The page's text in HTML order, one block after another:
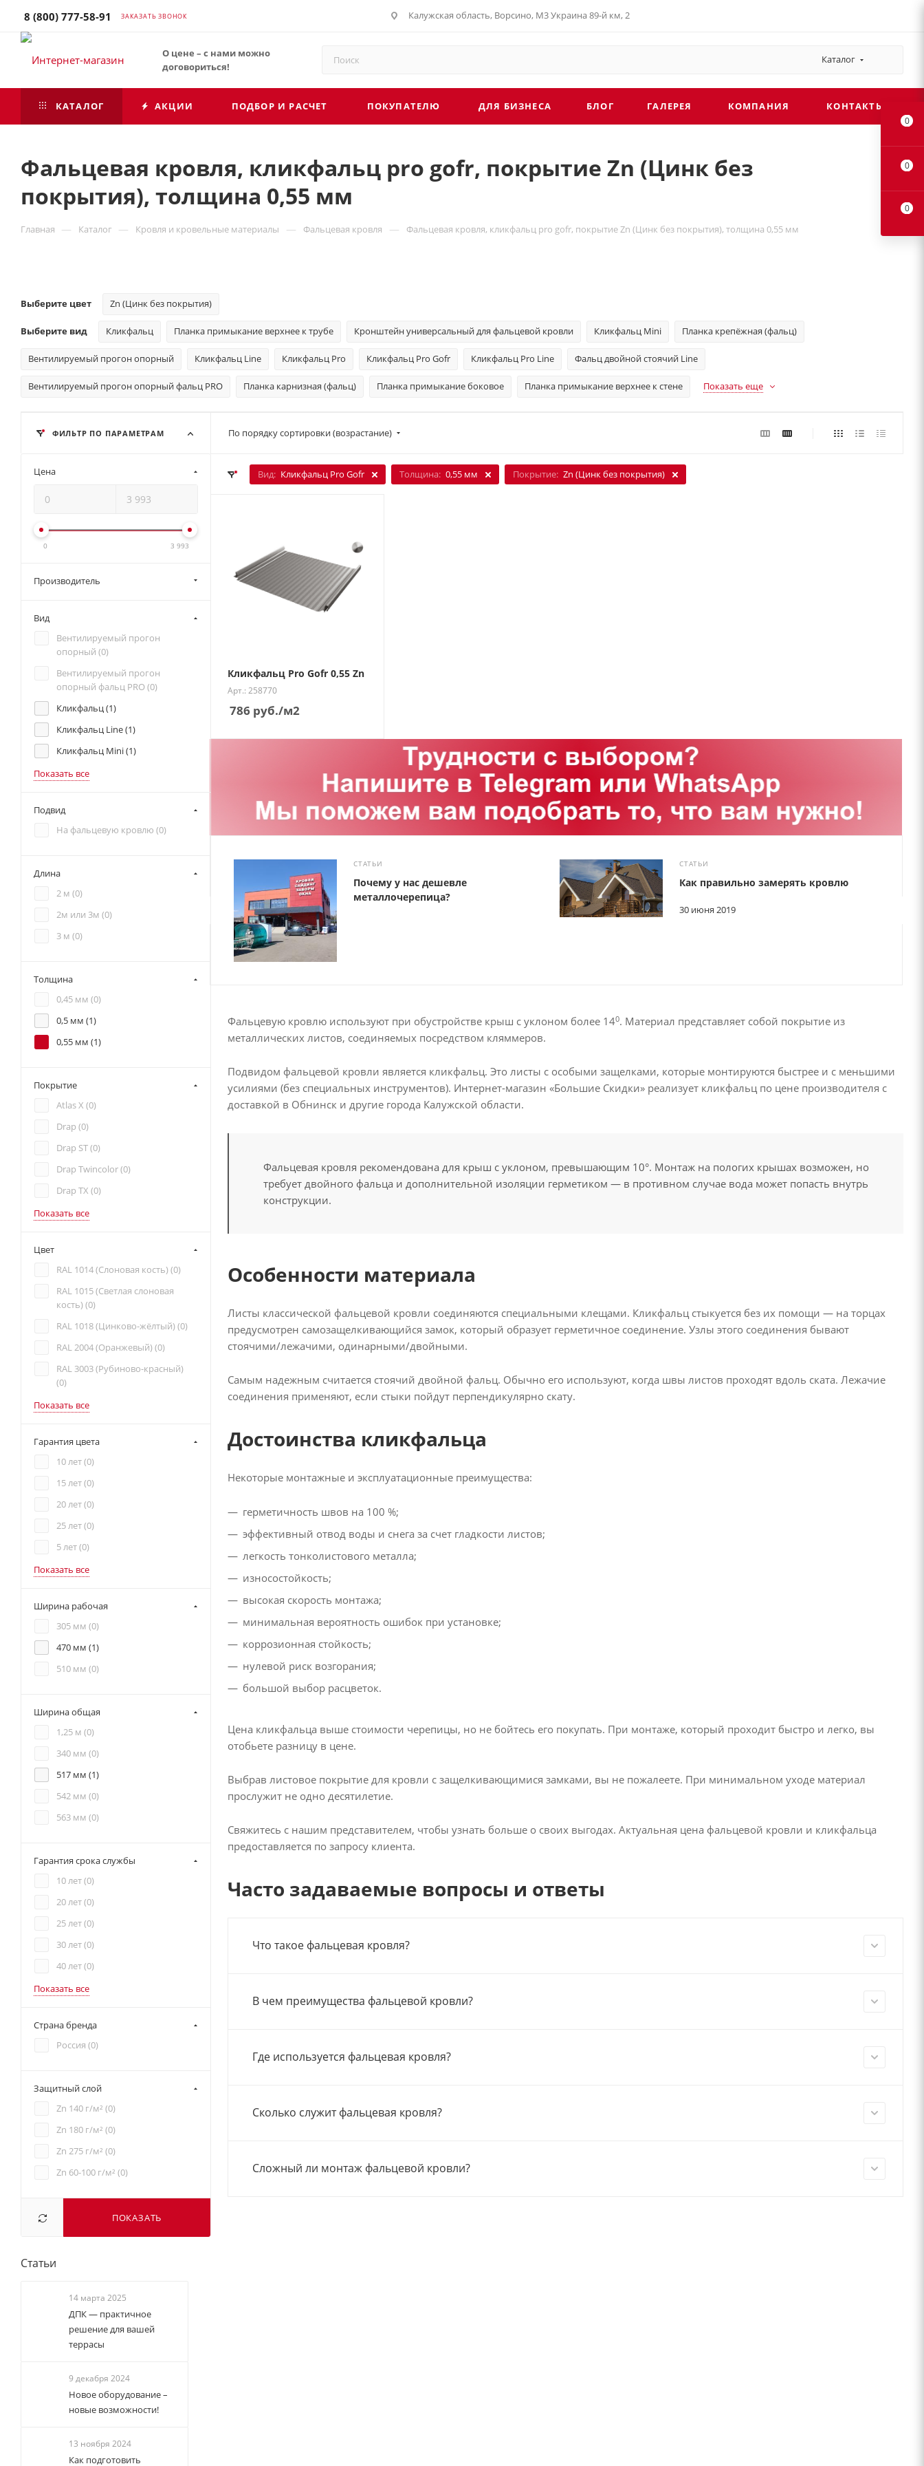
8 (800) 777-58-91 ЗАКАЗАТЬ ЗВОНОК Калужская область, Ворсино, М3 Украина 89-й км, 2
О цене – с нами можно
договориться!
Каталог
КАТАЛОГ АКЦИИ ПОДБОР И РАСЧЕТ ПОКУПАТЕЛЮ ДЛЯ БИЗНЕСА БЛОГ ГАЛЕРЕЯ КОМПАНИЯ КОНТАКТЫ
Фальцевая кровля, кликфальц pro gofr, покрытие Zn (Цинк без
покрытия), толщина 0,55 мм
Главная — Каталог — Кровля и кровельные материалы — Фальцевая кровля — Фальцевая кровля, кликфальц pro gofr, покрытие Zn (Цинк без покрытия), толщина 0,55 мм
Выберите цвет Zn (Цинк без покрытия)
Выберите вид Кликфальц Планка примыкание верхнее к трубе Кронштейн универсальный для фальцевой кровли Кликфальц Mini Планка крепёжная (фальц)
Вентилируемый прогон опорный Кликфальц Line Кликфальц Pro Кликфальц Pro Gofr Кликфальц Pro Line Фальц двойной стоячий Line
Вентилируемый прогон опорный фальц PRO Планка карнизная (фальц) Планка примыкание боковое Планка примыкание верхнее к стене Показать еще
По порядку сортировки (возрастание)
Вид: Кликфальц Pro Gofr Толщина: 0,55 мм Покрытие: Zn (Цинк без покрытия)
Кликфальц Pro Gofr 0,55 Zn
Арт.: 258770
786 руб./м2
СТАТЬИ
Почему у нас дешевле
металлочерепица?
СТАТЬИ
30 июня 2019
Как правильно замерять кровлю
Фальцевую кровлю используют при обустройстве крыш с уклоном более 140. Материал представляет собой покрытие из
металлических листов, соединяемых посредством кляммеров.
Подвидом фальцевой кровли является кликфальц. Это листы с особыми защелками, которые монтируются быстрее и с меньшими
усилиями (без специальных инструментов). Интернет-магазин «Большие Скидки» реализует кликфальц по цене производителя с
доставкой в Обнинск и другие города Калужской области.
Фальцевая кровля рекомендована для крыш с уклоном, превышающим 10°. Монтаж на пологих крышах возможен, но
требует двойного фальца и дополнительной изоляции герметиком — в противном случае вода может попасть внутрь
конструкции.
Особенности материала
Листы классической фальцевой кровли соединяются специальными клещами. Кликфальц стыкуется без их помощи — на торцах
предусмотрен самозащелкивающийся замок, который образует герметичное соединение. Узлы этого соединения бывают
стоячими/лежачими, одинарными/двойными.
Самым надежным считается стоячий двойной фальц. Обычно его используют, когда швы листов проходят вдоль ската. Лежачие
соединения применяют, если стыки пойдут перпендикулярно скату.
Достоинства кликфальца
Некоторые монтажные и эксплуатационные преимущества:
герметичность швов на 100 %;
эффективный отвод воды и снега за счет гладкости листов;
легкость тонколистового металла;
износостойкость;
высокая скорость монтажа;
минимальная вероятность ошибок при установке;
коррозионная стойкость;
нулевой риск возгорания;
большой выбор расцветок.
Цена кликфальца выше стоимости черепицы, но не бойтесь его покупать. При монтаже, который проходит быстро и легко, вы
отобьете разницу в цене.
Выбрав листовое покрытие для кровли с защелкивающимися замками, вы не пожалеете. При минимальном уходе материал
прослужит не одно десятилетие.
Свяжитесь с нашим представителем, чтобы узнать больше о своих выгодах. Актуальная цена фальцевой кровли и кликфальца
предоставляется по запросу клиента.
Часто задаваемые вопросы и ответы
Что такое фальцевая кровля?
В чем преимущества фальцевой кровли?
Где используется фальцевая кровля?
Сколько служит фальцевая кровля?
Сложный ли монтаж фальцевой кровли?
ФИЛЬТР ПО ПАРАМЕТРАМ
Цена
0 3 993
Производитель
Вид
Вентилируемый прогон
опорный (0)
Вентилируемый прогон
опорный фальц PRO (0)
Кликфальц (1)
Кликфальц Line (1)
Кликфальц Mini (1)
Показать все
Подвид
На фальцевую кровлю (0)
Длина
2 м (0)
2м или 3м (0)
3 м (0)
Толщина
0,45 мм (0)
0,5 мм (1)
0,55 мм (1)
Покрытие
Atlas X (0)
Drap (0)
Drap ST (0)
Drap Twincolor (0)
Drap TX (0)
Показать все
Цвет
RAL 1014 (Слоновая кость) (0)
RAL 1015 (Светлая слоновая
кость) (0)
RAL 1018 (Цинково-жёлтый) (0)
RAL 2004 (Оранжевый) (0)
RAL 3003 (Рубиново-красный)
(0)
Показать все
Гарантия цвета
10 лет (0)
15 лет (0)
20 лет (0)
25 лет (0)
5 лет (0)
Показать все
Ширина рабочая
305 мм (0)
470 мм (1)
510 мм (0)
Ширина общая
1,25 м (0)
340 мм (0)
517 мм (1)
542 мм (0)
563 мм (0)
Гарантия срока службы
10 лет (0)
20 лет (0)
25 лет (0)
30 лет (0)
40 лет (0)
Показать все
Страна бренда
Россия (0)
Защитный слой
Zn 140 г/м² (0)
Zn 180 г/м² (0)
Zn 275 г/м² (0)
Zn 60-100 г/м² (0)
ПОКАЗАТЬ
Статьи
14 марта 2025
ДПК — практичное
решение для вашей
террасы
9 декабря 2024
Новое оборудование –
новые возможности!
13 ноября 2024
Как подготовить
0
0
0